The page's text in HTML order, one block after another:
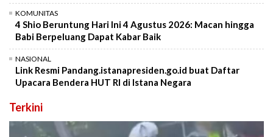
KOMUNITAS
4 Shio Beruntung Hari Ini 4 Agustus 2026: Macan hingga
Babi Berpeluang Dapat Kabar Baik
NASIONAL
Link Resmi Pandang.istanapresiden.go.id buat Daftar
Upacara Bendera HUT RI di Istana Negara
Terkini